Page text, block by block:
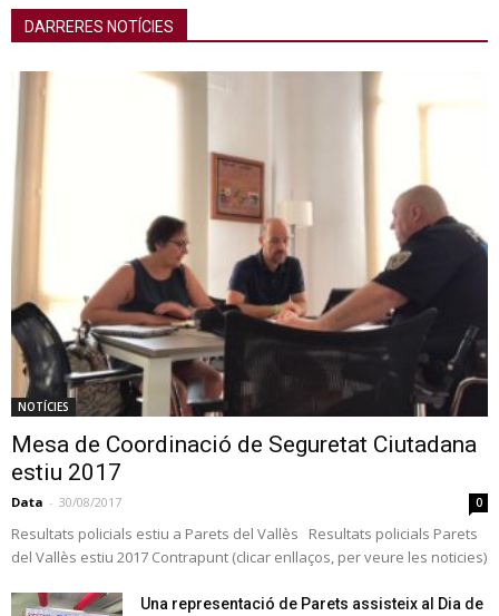
DARRERES NOTÍCIES
NOTÍCIES
Mesa de Coordinació de Seguretat Ciutadana
estiu 2017
Data - 30/08/2017 0
Resultats policials estiu a Parets del Vallès Resultats policials Parets
del Vallès estiu 2017 Contrapunt (clicar enllaços, per veure les noticies)
Una representació de Parets assisteix al Dia de